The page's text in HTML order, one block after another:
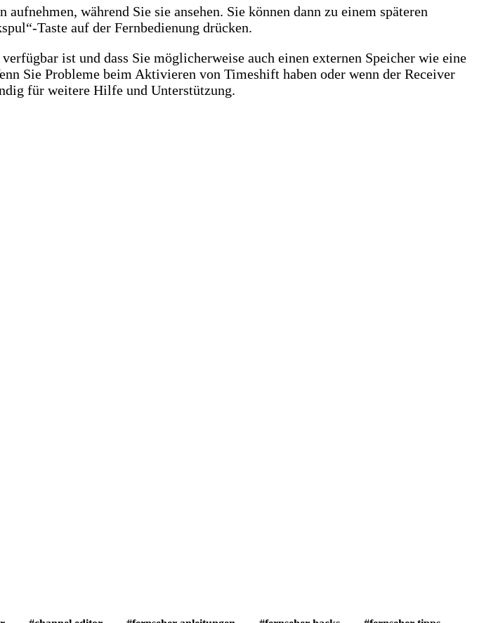
während Sie sie ansehen. Sie können dann zu einem späteren
Taste auf der Fernbedienung drücken.
ist und dass Sie möglicherweise auch einen externen Speicher wie eine
Sie Probleme beim Aktivieren von Timeshift haben oder wenn der Receiver
für weitere Hilfe und Unterstützung.